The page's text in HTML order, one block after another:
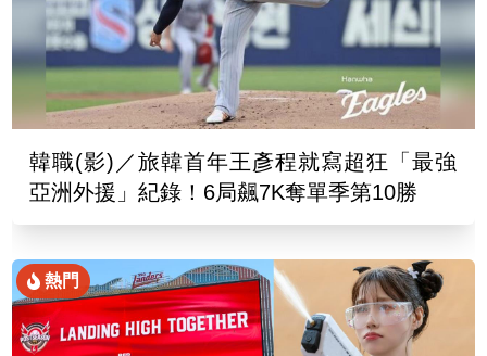
韓職(影)／旅韓首年王彥程就寫超狂「最強
亞洲外援」紀錄！6局飆7K奪單季第10勝
熱門